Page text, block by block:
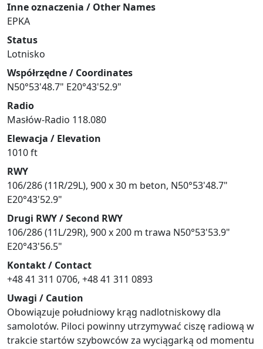
Inne oznaczenia / Other Names
EPKA
Status
Lotnisko
Współrzędne / Coordinates
N50°53'48.7" E20°43'52.9"
Radio
Masłów-Radio 118.080
Elewacja / Elevation
1010 ft
RWY
106/286 (11R/29L), 900 x 30 m beton, N50°53'48.7"
E20°43'52.9"
Drugi RWY / Second RWY
106/286 (11L/29R), 900 x 200 m trawa N50°53'53.9"
E20°43'56.5"
Kontakt / Contact
+48 41 311 0706, +48 41 311 0893
Uwagi / Caution
Obowiązuje południowy krąg nadlotniskowy dla
samolotów. Piloci powinny utrzymywać ciszę radiową w
trakcie startów szybowców za wyciągarką od momentu